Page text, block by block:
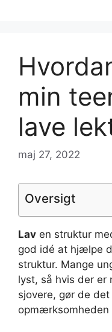
min
lave
maj 27, 2022
Oversigt
Lav en struktur
god idé at hjælpe
struktur. Mange
lyst, så hvis der er
sjovere, gør de